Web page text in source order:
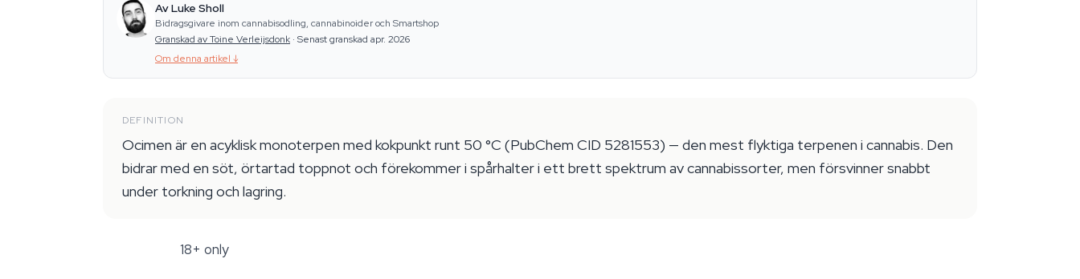
Av Luke Sholl
Bidragsgivare inom cannabisodling, cannabinoider och Smartshop
Granskad av Toine Verleijsdonk · Senast granskad apr. 2026
Om denna artikel ↓
DEFINITION
Ocimen är en acyklisk monoterpen med kokpunkt runt 50 °C (PubChem CID 5281553) — den mest flyktiga terpenen i cannabis. Den
bidrar med en söt, örtartad toppnot och förekommer i spårhalter i ett brett spektrum av cannabissorter, men försvinner snabbt
under torkning och lagring.
18+ only